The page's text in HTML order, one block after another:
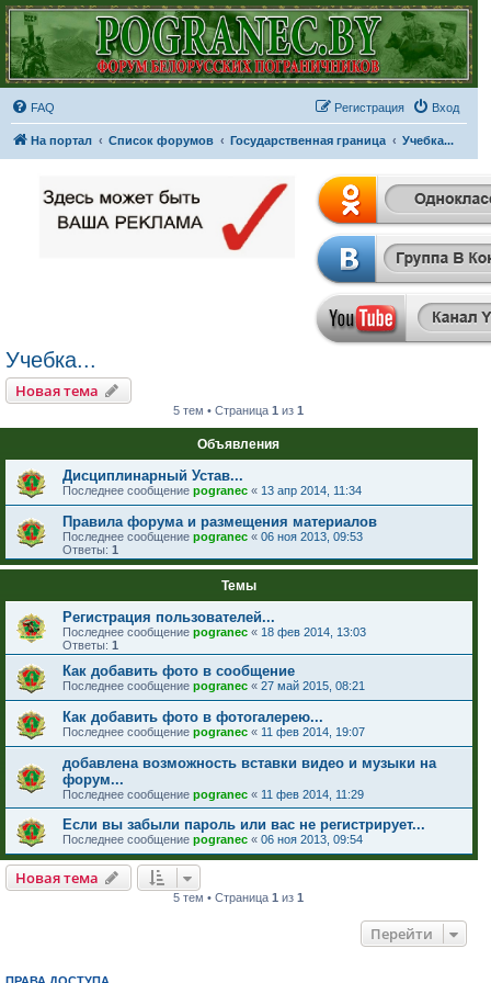
FAQ Вход
Регистрация
На портал Список форумов Государственная граница Учебка...
Учебка...
Новая тема
5 тем • Страница1 из1
Объявления
Дисциплинарный Устав...
Последнее сообщение pogranec « 13 апр 2014, 11:34
Правила форума и размещения материалов
Последнее сообщение pogranec « 06 ноя 2013, 09:53
Ответы: 1
Темы
Регистрация пользователей...
Последнее сообщение pogranec « 18 фев 2014, 13:03
Ответы: 1
Как добавить фото в сообщение
Последнее сообщение pogranec « 27 май 2015, 08:21
Как добавить фото в фотогалерею...
Последнее сообщение pogranec « 11 фев 2014, 19:07
добавлена возможность вставки видео и музыки на
форум...
Последнее сообщение pogranec « 11 фев 2014, 11:29
Если вы забыли пароль или вас не регистрирует...
Последнее сообщение pogranec « 06 ноя 2013, 09:54
Новая тема
5 тем • Страница1 из1
Перейти